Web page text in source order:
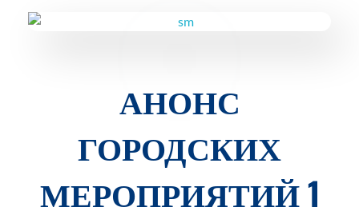
АНОНС
ГОРОДСКИХ
МЕРОПРИЯТИЙ 1